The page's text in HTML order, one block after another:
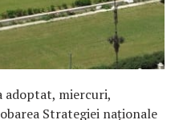
adoptat, miercuri,
Strategiei naţionale